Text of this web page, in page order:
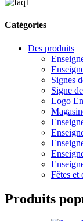
Catégories
Des produits
Signes
Signe
Logo
Fêtes et
Produits